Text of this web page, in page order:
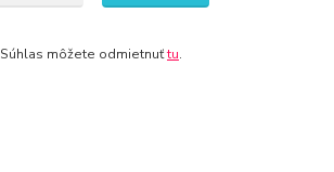
Súhlas môžete odmietnuťtu.